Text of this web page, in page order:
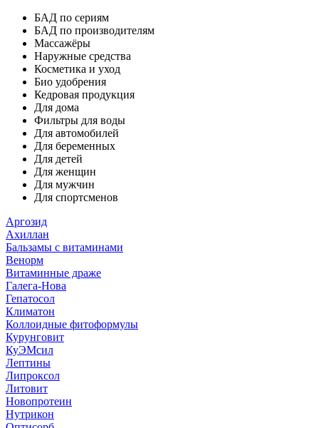
БАД по сериям
БАД по производителям
Массажёры
Наружные средства
Косметика и уход
Био удобрения
Кедровая продукция
Для дома
Фильтры для воды
Для автомобилей
Для беременных
Для детей
Для женщин
Для мужчин
Для спортсменов
Аргозид
Ахиллан
Бальзамы с витаминами
Венорм
Витаминные драже
Галега-Нова
Гепатосол
Климатон
Коллоидные фитоформулы
Курунговит
КуЭМсил
Лептины
Липроксол
Литовит
Новопротеин
Нутрикон